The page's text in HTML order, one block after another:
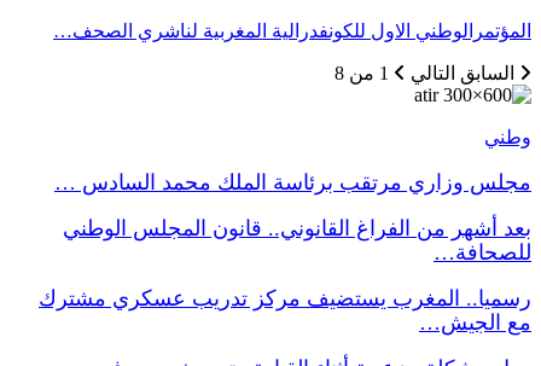
المؤتمرالوطني الاول للكونفدرالية المغربية لناشري الصحف…
السابق التالي 1 من 8
وطني
مجلس وزاري مرتقب برئاسة الملك محمد السادس …
بعد أشهر من الفراغ القانوني.. قانون المجلس الوطني
للصحافة…
رسميا.. المغرب يستضيف مركز تدريب عسكري مشترك
مع الجيش…